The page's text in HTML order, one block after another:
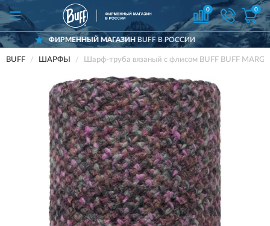
0 0
ФИРМЕННЫЙ МАГАЗИНBUFF В РОССИИ
BUFF ШАРФЫ Шарф-труба вязаный с флисом BUFF BUFF